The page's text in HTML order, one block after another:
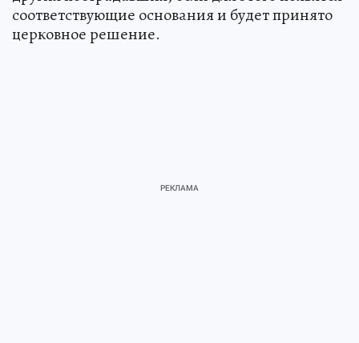
соответствующие основания и будет принято
церковное решение.